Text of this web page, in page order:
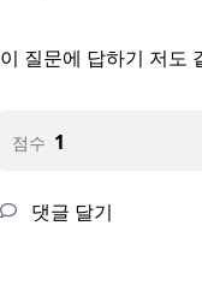
이 질문에 답하기 저도
점수 1
댓글 달기